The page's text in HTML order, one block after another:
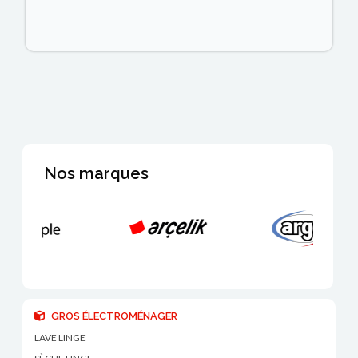
Nos marques
GROS ÉLECTROMÉNAGER
LAVE LINGE